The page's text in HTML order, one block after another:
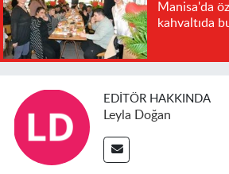
Manisa'da
kahvaltıda
EDITÖR HAKKINDA
Leyla Doğan